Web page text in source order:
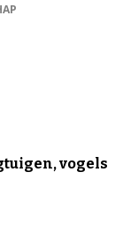
vogels